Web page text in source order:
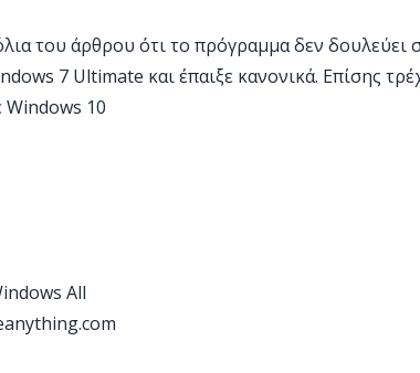
του άρθρου ότι το πρόγραμμα δεν δουλεύει
7 Ultimate και έπαιξε κανονικά. Επίσης
Windows 10
All